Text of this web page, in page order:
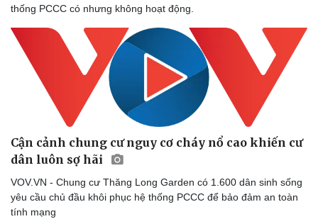
Văn hóa
Sân khấu - Điện ảnh
Văn học
Âm nhạc
Di sản
Giải trí
Nghệ sĩ
Thời trang
Sao Việt
thống PCCC có nhưng không hoạt động.
Cận cảnh chung cư nguy cơ cháy nổ cao khiến cư
dân luôn sợ hãi
VOV.VN - Chung cư Thăng Long Garden có 1.600 dân sinh sống
yêu cầu chủ đầu khôi phục hệ thống PCCC để bảo đảm an toàn
tính mạng